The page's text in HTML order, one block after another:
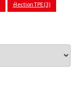
élection TPE(3)